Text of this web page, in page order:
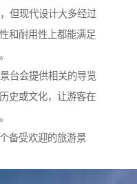
但现代设计大多经过
和耐用性上都能满足
台会提供相关的导览
史或文化，让游客在
备受欢迎的旅游景